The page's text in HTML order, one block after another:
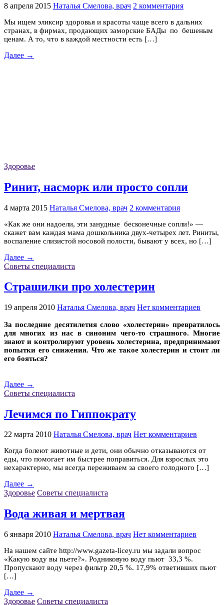
8 апреля 2015 Наталья Смелова, врач 2 комментария
Мы ищем эликсир здоровья и красоты чаще всего в дальних
странах, в фирмах, продающих заморские БАДы по бешеным
ценам. А то, что в каждой местности есть […]
Далее →
Здоровье
Ринит, насморк или просто сопли
4 марта 2015 Наталья Смелова, врач 2 комментария
«Как же они надоели, эти занудные бесконечные сопли!» —
скажет вам каждая мама дошкольника двух-четырех лет. Риниты,
воспаление слизистой носовой полости, бывают у всех, но […]
Далее →
Советы специалиста
Страшилки про холестерин
19 апреля 2010 Наталья Смелова, врач Нет комментариев
За последние десятилетия слово «холестерин» превратилось
для многих из нас в синоним чего-то страшного. Многие
знают и контролируют уровень холестерина, предпринимают
попытки его снижения. Что же такое холестерин и стоит ли
его бояться?
Далее →
Советы специалиста
Лечимся по Гиппократу
22 марта 2010 Наталья Смелова, врач Нет комментариев
Когда болеют животные и дети, они обычно отказываются от
еды, что помогает им быстрее поправиться. Для взрослых это
нехарактерно, мы всегда переживаем за своего голодного […]
Далее →
Здоровье Советы специалиста
Вода живая и мертвая
6 января 2010 Наталья Смелова, врач Нет комментариев
На нашем сайте http://www.gazeta-licey.ru мы задали вопрос
«Какую воду вы пьете?». Родниковую воду пьют 33,3 %.
Пропускают воду через фильтр 20,5 %. 17,9% ответивших пьют
[…]
Далее →
Здоровье Советы специалиста